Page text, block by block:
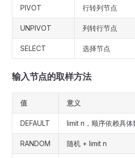
PIVOT 行转列节点
UNPIVOT 列转行节点
SELECT 选择节点
输入节点的取样方法
值 意义
DEFAULT limit n，顺序依赖具
RANDOM 随机 + limit n